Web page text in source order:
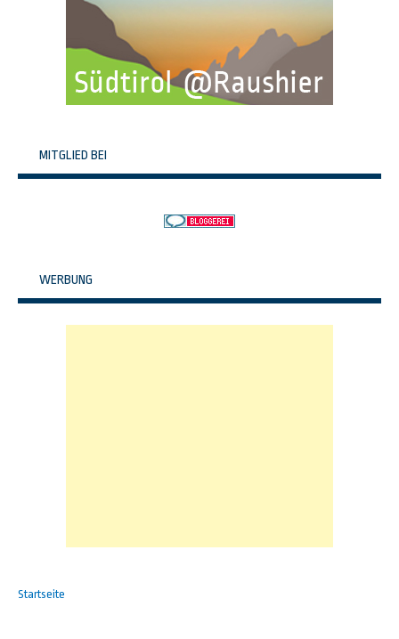
MITGLIED BEI
WERBUNG
Startseite